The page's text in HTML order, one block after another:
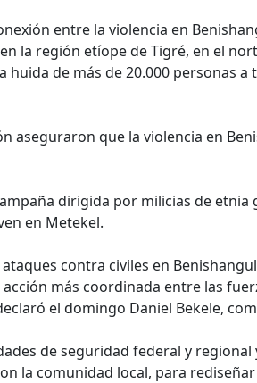
entre la violencia en
la región etíope de Tigré, en el
huida de más de 20.000 personas
aseguraron que la violencia en
dirigida por milicias de etnia
en Metekel.
contra civiles en
más coordinada entre las
el domingo Daniel Bekele,
de seguridad federal y
la comunidad local, para